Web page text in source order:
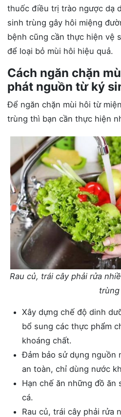
thuốc điều trị trào ngược dạ
sinh trùng gây hôi miệng
bệnh cũng cần thực hiện vệ
để loại bỏ mùi hôi hiệu quả.
Cách ngăn chặn
phát nguồn từ ký
Để ngăn chặn mùi hôi từ
trùng thì bạn cần thực hiện
Rau củ, trái cây phải rửa
trùng
Xây dựng chế độ dinh
bổ sung các thực phẩm
khoáng chất.
Đảm bảo sử dụng nguồn
an toàn, chỉ dùng nước
Hạn chế ăn những đồ
cá.
Rau củ, trái cây phải rửa